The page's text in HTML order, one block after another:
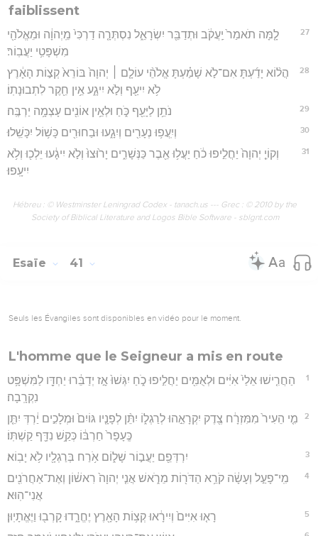
faiblissent
27
לָ֤מָּה תֹאמַר֙ יַֽעֲקֹ֔ב וּתְדַבֵּ֖ר יִשְׂרָאֵ֑ל נִסְתְּרָ֤ה דַרְכִּי֙ מֵֽיְהוָ֔ה וּמֵאֱלֹהַ֖י
מִשְׁפָּטִ֥י יַעֲבֽוֹר׃
28
הֲל֨וֹא יָדַ֜עְתָּ אִם־לֹ֣א שָׁמַ֗עְתָּ אֱלֹהֵ֨י עוֹלָ֤ם ׀ יְהוָה֙ בּוֹרֵא֙ קְצ֣וֹת הָאָ֔רֶץ
לֹ֥א יִיעַ֖ף וְלֹ֣א יִיגָ֑ע אֵ֥ין חֵ֖קֶר לִתְבוּנָתֽוֹ׃
29 נֹתֵ֥ן לַיָּעֵ֖ף כֹּ֑חַ וּלְאֵ֥ין אוֹנִ֖ים עָצְמָ֥ה יַרְבֶּֽה׃
30 וְיִֽעֲפ֥וּ נְעָרִ֖ים וְיִגָ֑עוּ וּבַחוּרִ֖ים כָּשׁ֥וֹל יִכָּשֵֽׁלוּ׃
31
וְקוֹיֵ֤ יְהוָה֙ יַחֲלִ֣יפוּ כֹ֔חַ יַעֲל֥וּ אֵ֖בֶר כַּנְּשָׁרִ֑ים יָר֙וּצוּ֙ וְלֹ֣א יִיגָ֔עוּ יֵלְכ֖וּ וְלֹ֥א
יִיעָֽפוּ׃
Hébreu : © Westminster Leningrad Codex - tanach.us --- Grec : © 2010 by the
Society of Biblical Literature and Logos Bible Software - sblgnt.com
Esaïe 41
Seuls les Évangiles sont disponibles en vidéo pour le moment.
L'homme que le Seigneur a mis en route
1
הַחֲרִ֤ישׁוּ אֵלַי֙ אִיִּ֔ים וּלְאֻמִּ֖ים יַחֲלִ֣יפוּ כֹ֑חַ יִגְּשׁוּ֙ אָ֣ז יְדַבֵּ֔רוּ יַחְדָּ֖ו לַמִּשְׁפָּ֥ט
נִקְרָֽבָה׃
2
מִ֤י הֵעִיר֙ מִמִּזְרָ֔ח צֶ֖דֶק יִקְרָאֵ֣הוּ לְרַגְל֑וֹ יִתֵּ֨ן לְפָנָ֤יו גּוֹיִם֙ וּמְלָכִ֣ים יַ֔רְדְּ יִתֵּ֤ן
כֶּֽעָפָר֙ חַרְבּ֔וֹ כְּקַ֥שׁ נִדָּ֖ף קַשְׁתּֽוֹ׃
3 יִרְדְּפֵ֖ם יַעֲב֣וֹר שָׁל֑וֹם אֹ֥רַח בְּרַגְלָ֖יו לֹ֥א יָבֽוֹא׃
4
מִֽי־פָעַ֣ל וְעָשָׂ֔ה קֹרֵ֥א הַדֹּר֖וֹת מֵרֹ֑אשׁ אֲנִ֤י יְהוָה֙ רִאשׁ֔וֹן וְאֶת־אַחֲרֹנִ֖ים
אֲנִי־הֽוּא׃
5 רָא֤וּ אִיִּים֙ וְיִירָ֔אוּ קְצ֥וֹת הָאָ֖רֶץ יֶחֱרָ֑דוּ קָרְב֖וּ וַיֶּאֱתָיֽוּן׃